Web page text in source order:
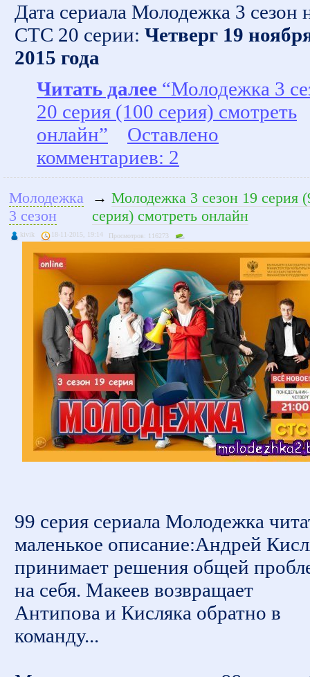
Дата сериала Молодежка 3 сезон
СТС 20 серии: Четверг 19
2015 года
Читать далее “Молодежка 3
20 серия (100 серия) смотреть
онлайн”
Оставлено
комментариев: 2
Молодежка
3 сезон
→ Молодежка 3 сезон 19 серия
серия) смотреть онлайн
kivik 18-11-2015, 19:14 Просмотров: 116273
99 серия сериала Молодежка
маленькое описание:Андрей
принимает решения общей
на себя. Макеев возвращает
Антипова и Кисляка обратно в
команду...